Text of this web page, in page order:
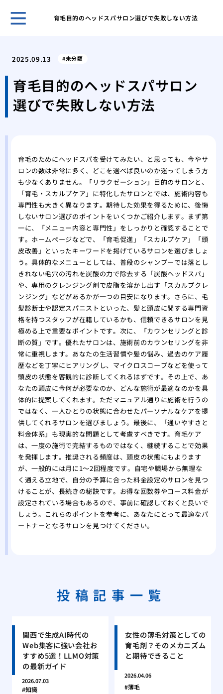
育毛目的のヘッドスパサロン選びで失敗しない方法
肌
ケ
薄
効で
薄
を
自
れ！
薄
院
夏
する
有
る方
あ
の
大阪
リ
版
専
2025.09.13 未分類
育毛目的のヘッドスパサロン
選びで失敗しない方法
育毛のためにヘッドスパを受けてみたい、と思っても、今やサ
ロンの数は非常に多く、どこを選べば良いのか迷ってしまう方
も少なくありません。「リラクゼーション」目的のサロンと、
「育毛・スカルプケア」に特化したサロンとでは、施術内容も
専門性も大きく異なります。期待した効果を得るために、後悔
しないサロン選びのポイントをいくつかご紹介します。まず第
一に、「メニュー内容と専門性」をしっかりと確認することで
す。ホームページなどで、「育毛促進」「スカルプケア」「頭
皮改善」といったキーワードを掲げているサロンを選びましょ
う。具体的なメニューとしては、普段のシャンプーでは落とし
きれない毛穴の汚れを炭酸の力で除去する「炭酸ヘッドスパ」
や、専用のクレンジング剤で皮脂を溶かし出す「スカルプクレ
ンジング」などがあるかが一つの目安になります。さらに、毛
髪診断士や認定スパニストといった、髪と頭皮に関する専門資
格を持つスタッフが在籍しているかも、信頼できるサロンを見
極める上で重要なポイントです。次に、「カウンセリングと診
断の質」です。優れたサロンは、施術前のカウンセリングを非
常に重視します。あなたの生活習慣や髪の悩み、過去のケア履
歴などを丁寧にヒアリングし、マイクロスコープなどを使って
頭皮の状態を客観的に診断してくれるはずです。その上で、あ
なたの頭皮に今何が必要なのか、どんな施術が最適なのかを具
体的に提案してくれます。ただマニュアル通りに施術を行うの
ではなく、一人ひとりの状態に合わせたパーソナルなケアを提
供してくれるサロンを選びましょう。最後に、「通いやすさと
料金体系」も現実的な問題として考慮すべきです。育毛ケア
は、一度の施術で完結するものではなく、継続することで効果
を発揮します。推奨される頻度は、頭皮の状態にもよります
が、一般的には月に1〜2回程度です。自宅や職場から無理な
く通える立地で、自分の予算に合った料金設定のサロンを見つ
けることが、長続きの秘訣です。お得な回数券やコース料金が
設定されている場合もあるので、事前に確認しておくと良いで
しょう。これらのポイントを参考に、あなたにとって最適なパ
ートナーとなるサロンを見つけてください。
投稿記事一覧
関西で生成AI時代の
Web集客に強い会社お
すすめ5選！LLMO対策
の最新ガイド
2026.07.03
知識
女性の薄毛対策としての
育毛剤？そのメカニズム
と期待できること
2026.04.06
薄毛